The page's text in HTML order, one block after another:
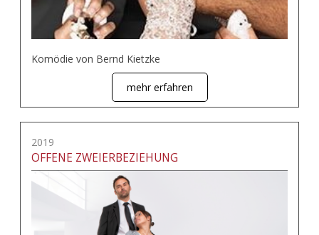
Komödie von Bernd Kietzke
mehr erfahren
2019
OFFENE ZWEIERBEZIEHUNG